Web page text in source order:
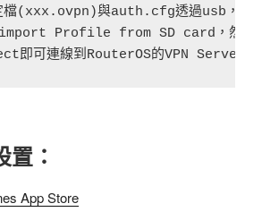
檔(xxx.ovpn)與auth.cfg透過usb，拷
Profile from SD card，然後選擇
即可連線到RouterOS的VPN Server
：
App Store